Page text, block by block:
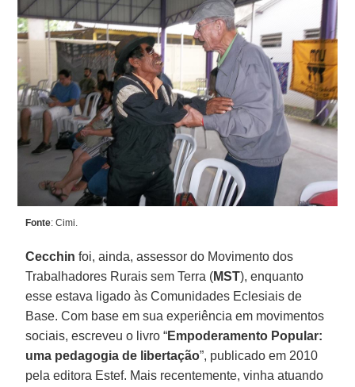
Fonte: Cimi.
Cecchin foi, ainda, assessor do Movimento dos
Trabalhadores Rurais sem Terra (MST), enquanto
esse estava ligado às Comunidades Eclesiais de
Base. Com base em sua experiência em movimentos
sociais, escreveu o livro “Empoderamento Popular:
uma pedagogia de libertação”, publicado em 2010
pela editora Estef. Mais recentemente, vinha atuando